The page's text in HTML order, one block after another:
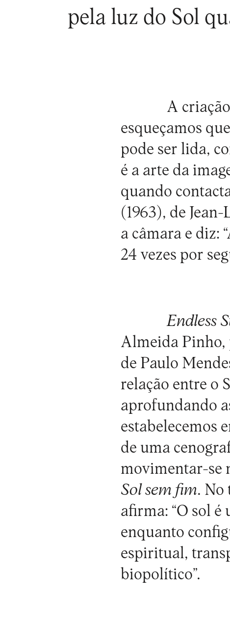
pela luz do Sol
A
esqueçamos
pode ser lida,
é a arte da
quando
(1963), de
a câmara e diz:
24 vezes por
Endless
Almeida Pinho,
de Paulo
relação entre o
aprofundando
estabelecemos
de uma
movimentar-se
Sol sem fim. No
afirma: “O sol
enquanto
espiritual,
biopolítico”.